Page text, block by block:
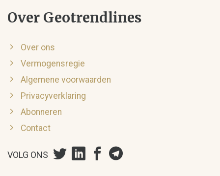
Over Geotrendlines
Over ons
Vermogensregie
Algemene voorwaarden
Privacyverklaring
Abonneren
Contact
VOLG ONS